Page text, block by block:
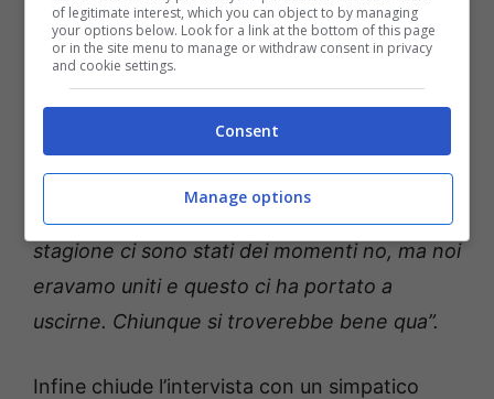
di Napoli-Bologna
Poi prosegue svelando come lo ha accolto il
gruppo: “Il gruppo è sano e c’è qualcuno con
più esperienza. Gruppo bellissimo, mi sono
trovato bene da subito e dopo la partita col
Napoli sono entrato ancora più dentro. In
stagione ci sono stati dei momenti no, ma noi
eravamo uniti e questo ci ha portato a
uscirne. Chiunque si troverebbe bene qua”.
Infine chiude l’intervista con un simpatico
of legitimate interest, which you can object to by managing
your options below. Look for a link at the bottom of this page
or in the site menu to manage or withdraw consent in privacy
and cookie settings.
Consent
Manage options